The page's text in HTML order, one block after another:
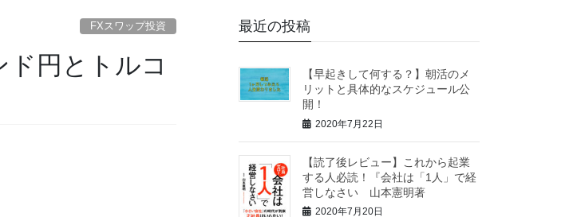
FXスワップ投資
ド円とトルコ
最近の投稿
【早起きして何する？】朝活のメ
リットと具体的なスケジュール公
開！
2020年7月22日
【読了後レビュー】これから起業
する人必読！『会社は「1人」で経
営しなさい 山本憲明著
2020年7月20日